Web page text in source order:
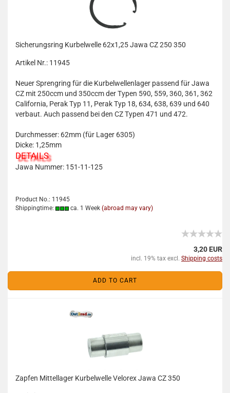
Sicherungsring Kurbelwelle 62x1,25 Jawa CZ 250 350
Artikel Nr.: 11945
Neuer Sprengring für die Kurbelwellenlager passend für Jawa
CZ mit 250ccm und 350ccm der Typen 590, 559, 360, 361, 362
California, Perak Typ 11, Perak Typ 18, 634, 638, 639 und 640
verbaut. Auch passend bei den CZ Typen 471 und 472.
Durchmesser: 62mm (für Lager 6305)
Dicke: 1,25mm
DETAILS
Jawa Nummer: 151-11-125
Product No.: 11945
Shippingtime:
ca. 1 Week (abroad may vary)
3,20 EUR
incl. 19% tax excl. Shipping costs
ADD TO CART
Zapfen Mittellager Kurbelwelle Velorex Jawa CZ 350